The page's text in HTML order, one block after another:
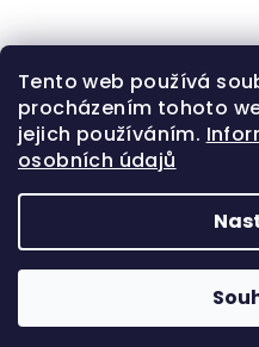
Tento web používá
procházením tohoto
jejich používáním.
osobních údajů
á
Copyright 2026Zlatá